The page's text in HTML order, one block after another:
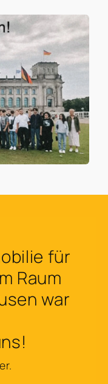
für
Raum
war